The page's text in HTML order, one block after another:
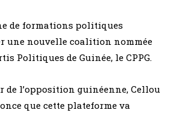
de formations politiques
une nouvelle coalition nommée
Politiques de Guinée, le CPPG.
de l’opposition guinéenne, Cellou
que cette plateforme va